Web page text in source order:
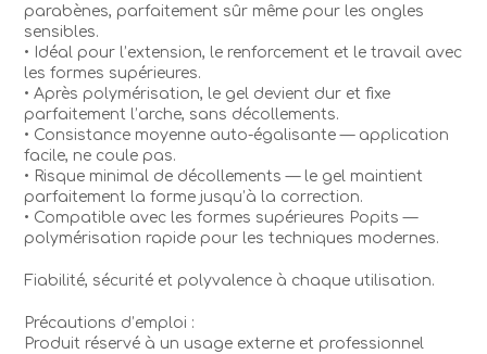
parabènes, parfaitement sûr même pour les ongles
sensibles.
• Idéal pour l’extension, le renforcement et le travail avec
les formes supérieures.
• Après polymérisation, le gel devient dur et fixe
parfaitement l’arche, sans décollements.
• Consistance moyenne auto-égalisante — application
facile, ne coule pas.
• Risque minimal de décollements — le gel maintient
parfaitement la forme jusqu’à la correction.
• Compatible avec les formes supérieures Popits —
polymérisation rapide pour les techniques modernes.
Fiabilité, sécurité et polyvalence à chaque utilisation.
Précautions d’emploi :
Produit réservé à un usage externe et professionnel